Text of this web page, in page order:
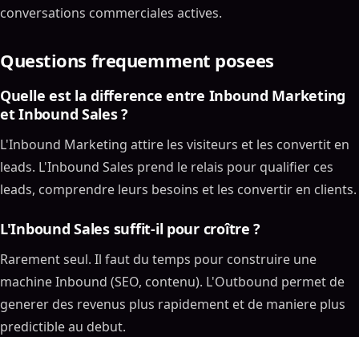
conversations commerciales actives.
Questions frequemment posees
Quelle est la difference entre Inbound Marketing
et Inbound Sales ?
L'Inbound Marketing attire les visiteurs et les convertit en
leads. L'Inbound Sales prend le relais pour qualifier ces
leads, comprendre leurs besoins et les convertir en clients.
L'Inbound Sales suffit-il pour croître ?
Rarement seul. Il faut du temps pour construire une
machine Inbound (SEO, contenu). L'Outbound permet de
generer des revenus plus rapidement et de maniere plus
predictible au debut.